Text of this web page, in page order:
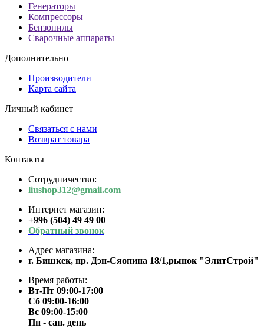
Генераторы
Компрессоры
Бензопилы
Сварочные аппараты
Дополнительно
Производители
Карта сайта
Личный кабинет
Связаться с нами
Возврат товара
Контакты
Сотрудничество:
liushop312@gmail.com
Интернет магазин:
+996 (504) 49 49 00
Обратный звонок
Адрес магазина:
г. Бишкек, пр. Дэн-Сяопина 18/1,рынок "ЭлитСтрой"
Время работы:
Вт-Пт 09:00-17:00
Сб 09:00-16:00
Вс 09:00-15:00
Пн - сан. день